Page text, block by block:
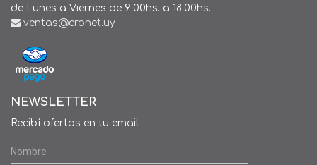
de Lunes a Viernes de 9:00hs. a 18:00hs.
ventas@cronet.uy
NEWSLETTER
Recibí ofertas en tu email